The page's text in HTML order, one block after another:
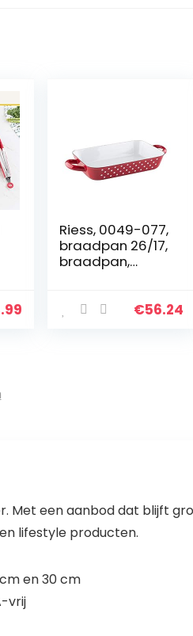
Riess, 0049-077,
braadpan 26/17,
braadpan,
PÜNKTCHEN€56.24
Met een aanbod dat blijft
lifestyle producten.
en 30 cm
vrij